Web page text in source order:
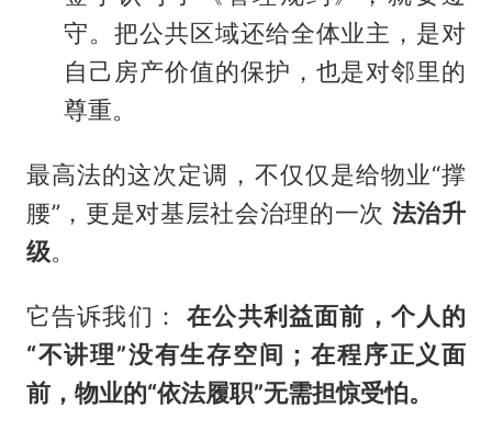
守。把公共区域还给全体业主，是对
自己房产价值的保护，也是对邻里的
尊重。
最高法的这次定调，不仅仅是给物业“撑
腰”，更是对基层社会治理的一次 法治升
级。
它告诉我们：在公共利益面前，个人的
“不讲理”没有生存空间；在程序正义面
前，物业的“依法履职”无需担惊受怕。